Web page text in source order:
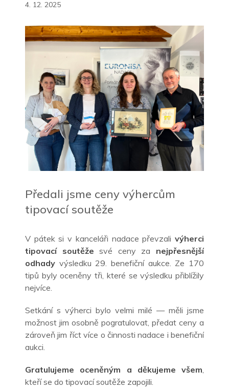
4. 12. 2025
Předali jsme ceny výhercům
tipovací soutěže
V pátek siv kanceláři nadacepřevzalivýherci
tipovací soutěže své ceny za nejpřesnější
odhady výsledku 29. benefiční aukce. Ze 170
tipů byly oceněny tři, které se výsledku přiblížily
nejvíce.
Setkání s výherci bylo velmi milé — měli jsme
možnost jim osobně pogratulovat, předat ceny a
zároveň jim říct více o činnosti nadace i benefiční
aukci.
Gratulujeme oceněným a děkujeme všem,
kteří se do tipovací soutěže zapojili.